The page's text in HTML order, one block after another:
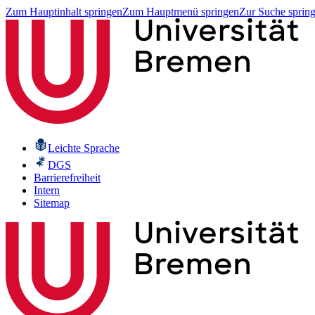
Zum Hauptinhalt springenZum Hauptmenü springenZur Suche
Leichte Sprache
DGS
Barrierefreiheit
Intern
Sitemap